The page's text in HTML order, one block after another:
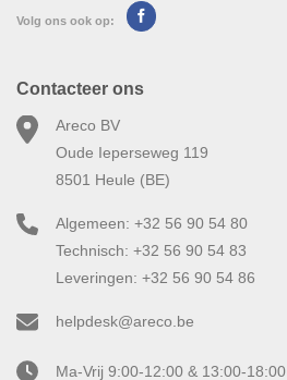
Volg ons ook op:
Contacteer ons
Areco BV
Oude Ieperseweg 119
8501 Heule (BE)
Algemeen: +32 56 90 54 80
Technisch: +32 56 90 54 83
Leveringen: +32 56 90 54 86
helpdesk@areco.be
Ma-Vrij 9:00-12:00 & 13:00-18:00